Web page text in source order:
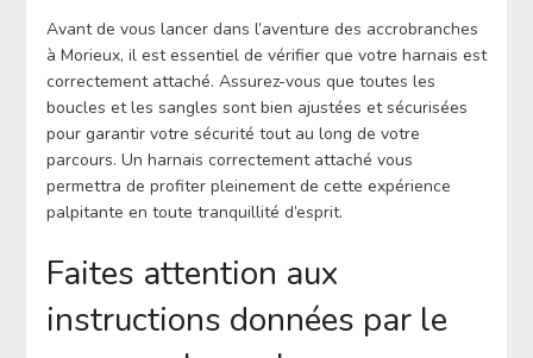
Avant de vous lancer dans l’aventure des accrobranches
à Morieux, il est essentiel de vérifier que votre harnais est
correctement attaché. Assurez-vous que toutes les
boucles et les sangles sont bien ajustées et sécurisées
pour garantir votre sécurité tout au long de votre
parcours. Un harnais correctement attaché vous
permettra de profiter pleinement de cette expérience
palpitante en toute tranquillité d’esprit.
Faites attention aux
instructions données par le